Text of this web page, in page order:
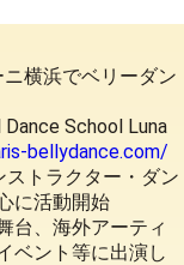
横浜でベリーダン
School Luna
bellydance.com/
ストラクター・ダン
に活動開始
台、海外アーティ
ベント等に出演し